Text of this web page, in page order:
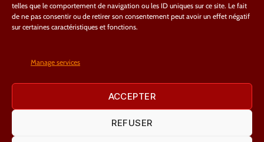
telles que le comportement de navigation ou les ID uniques sur ce site. Le fait
de ne pas consentir ou de retirer son consentement peut avoir un effet négatif
sur certaines caractéristiques et fonctions.
Manage services
ACCEPTER
REFUSER
Nous suivre